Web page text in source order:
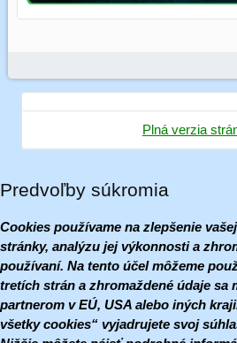
Plná verzia
Predvoľby súkromia
Cookies používame na zlepšenie
stránky, analýzu jej výkonnosti a
používaní. Na tento účel môžeme
tretích strán a zhromaždené údaje sa
partnerom v EÚ, USA alebo iných
všetky cookies“ vyjadrujete svoj